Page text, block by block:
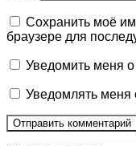
Сохранить моё
браузере для
Уведомить меня
Уведомлять меня